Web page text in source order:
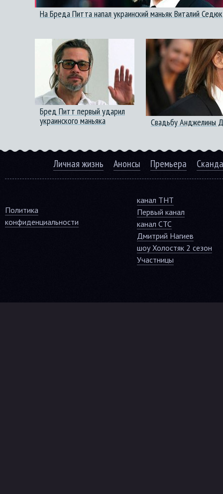
На Бреда Питта напал украинский маньяк Виталий Седюк
Бред Питт первый ударил
украинского маньяка
Свадьбу Анджелины
Личная жизнь Анонсы Премьера
Политика
конфиденциальности
канал ТНТ
Первый канал
канал СТС
Дмитрий Нагиев
шоу Холостяк 2 сезон
Участницы